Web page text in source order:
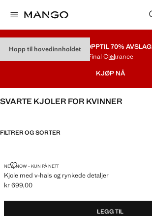
Hopp til hovedinnholdet
SALG
OPPTIL 70% AVSLAG
Final Clearance
KJØP NÅ
SVARTE KJOLER FOR KVINNER
FILTRER OG SORTER
NEW NOW - KUN PÅ NETT
Kjole med v-hals og rynkede detaljer
KJOLE MED V-HALS OG RYNKEDE DETALJER
Gjeldende pris [kr 699,00 ]
kr 699,00
LEGG TIL